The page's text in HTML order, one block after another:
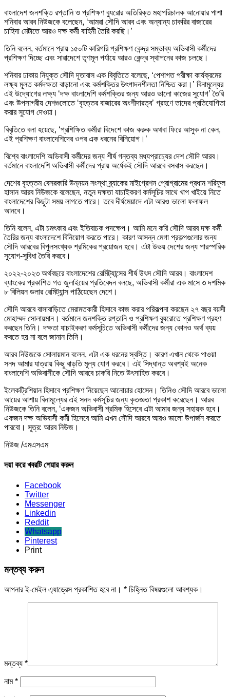
বাংলাদেশ জনশক্তি রপ্তানি ও প্রশিক্ষণ ব্যুরোর অতিরিক্ত মহাপরিচালক আনোয়ার পাশা
শনিবার আরব নিউজকে বলেছেন, ‘আমরা সৌদি আরব এবং অন্যান্য চাকরির বাজারের
চাহিদা মেটাতে আরও দক্ষ কর্মী বাহিনী তৈরি করছি।’
তিনি বলেন, বর্তমানে প্রায় ১৫০টি কারিগরি প্রশিক্ষণ কেন্দ্র সম্ভাব্য অভিবাসী কর্মীদের
প্রশিক্ষণ দিচ্ছে এবং সারাদেশে তৃণমূল পর্যায়ে আরও কেন্দ্র স্থাপনের কাজ চলছে।
শনিবার ঢাকায় নিযুক্ত সৌদি দূতাবাস এক বিবৃতিতে বলেছে, ‘পেশাগত পরীক্ষা কার্যক্রমের
লক্ষ্য মূলত কর্মদক্ষতা বাড়ানো এবং কর্মশক্তির উৎপাদনশীলতা নিশ্চিত করা।’ বিনামূল্যের
এই উদ্যোগের লক্ষ্য ‘দক্ষ বাংলাদেশি কর্মশক্তির জন্য আরও ভালো কাজের সুযোগ’ তৈরি
এবং উপসাগরীয় দেশগুলোতে ‘বৃহত্তর বাজারের অংশীদারত্ব’ গ্রহণে তাদের প্রতিযোগিতা
করার সুযোগ দেওয়া।
বিবৃতিতে বলা হয়েছে, ‘প্রশিক্ষিত কর্মীরা বিদেশে কাজ করুক অথবা ফিরে আসুক না কেন,
এই প্রশিক্ষণ বাংলাদেশিদের ওপর এক ধরনের বিনিয়োগ।’
বিশ্বে বাংলাদেশি অভিবাসী কর্মীদের জন্য শীর্ষ গন্তব্য মধ্যপ্রাচ্যের দেশ সৌদি আরব।
বর্তমানে বাংলাদেশি অভিবাসী কর্মীদের প্রায় অর্ধেকই সৌদি আরবে বসবাস করছেন।
দেশের বৃহত্তম বেসরকারি উন্নয়ন সংস্থা ব্র্যাকের মাইগ্রেশন প্রোগ্রামের প্রধান শরিফুল
হাসান আরব নিউজকে বলেছেন, নতুন দক্ষতা যাচাইকরণ কর্মসূচির সাথে খাপ খাইয়ে নিতে
বাংলাদেশের কিছুটা সময় লাগতে পারে। তবে দীর্ঘমেয়াদে এটা আরও ভালো ফলাফল
আনবে।
তিনি বলেন, এটা চমৎকার এবং ইতিবাচক পদক্ষেপ। আমি মনে করি সৌদি আরব দক্ষ কর্মী
তৈরির জন্য বাংলাদেশে বিনিয়োগ করতে পারে। কারণ আসন্ন মেগা প্রকল্পগুলোর জন্য
সৌদি আরবের বিপুলসংখ্যক শ্রমিকের প্রয়োজন হবে। এটা উভয় দেশের জন্য পারস্পরিক
সুযোগ-সুবিধা তৈরি করবে।
২০২২-২০২৩ অর্থবছরে বাংলাদেশের রেমিট্যান্সের শীর্ষ উৎস সৌদি আরব। বাংলাদেশ
ব্যাংকের প্রকাশিত গত জুলাইয়ের প্রতিবেদন বলছে, অভিবাসী কর্মীরা এক মাসে ৩ দশমিক
৮ বিলিয়ন ডলার রেমিট্যান্স পাঠিয়েছেন দেশে।
সৌদি আরবে বাসাবাড়িতে মেরামতকারী হিসাবে কাজ করার পরিকল্পনা করছেন ২৭ বছর বয়সী
মোহাম্মদ সোলায়মান। বর্তমানে জনশক্তি রপ্তানি ও প্রশিক্ষণ ব্যুরোতে প্রশিক্ষণ গ্রহণ
করছেন তিনি। দক্ষতা যাচাইকরণ কর্মসূচিতে অভিবাসী কর্মীদের জন্য কোনও অর্থ ব্যয়
করতে হয় না বলে জানান তিনি।
আরব নিউজকে সোলায়মান বলেন, এটা এক ধরনের স্বস্তি। কারণ এখান থেকে পাওয়া
সনদ আমার যাত্রায় কিছু বাড়তি মূল্য যোগ করবে। এই সিদ্ধান্ত অবশ্যই অনেক
বাংলাদেশি অভিবাসীকে সৌদি আরবে চাকরি নিতে উৎসাহিত করবে।
ইলেকট্রিশিয়ান হিসাবে প্রশিক্ষণ নিয়েছেন আনোয়ার হোসেন। তিনিও সৌদি আরবে ভালো
আয়ের আশায় বিনামূল্যের এই সনদ কর্মসূচির জন্য কৃতজ্ঞতা প্রকাশ করেছেন। আরব
নিউজকে তিনি বলেন, ‘একজন অভিবাসী শ্রমিক হিসেবে এটা আমার জন্য সহায়ক হবে।
একজন দক্ষ অভিবাসী কর্মী হিসেবে আমি এখন সৌদি আরবে আরও ভালো উপার্জন করতে
পারবো। সূত্র: আরব নিউজ।
নিউজ /এমএসএম
দয়া করে খবরটি শেয়ার করুন
Facebook
Twitter
Messenger
Linkedin
Reddit
Whatsapp
Pinterest
Print
মন্তব্য করুন
আপনার ই-মেইল এ্যাড্রেস প্রকাশিত হবে না। * চিহ্নিত বিষয়গুলো আবশ্যক।
মন্তব্য *
নাম*